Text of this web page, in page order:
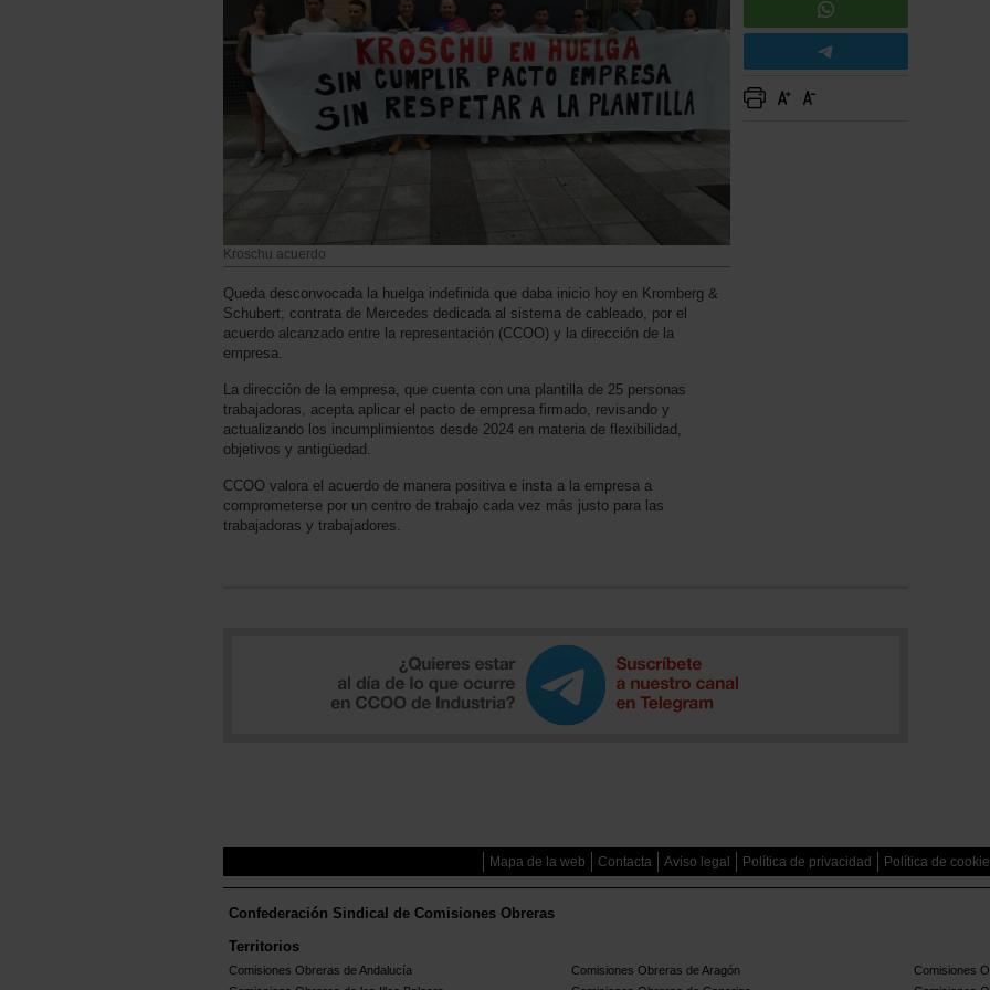
Kroschu acuerdo
Queda desconvocada la huelga indefinida que daba inicio hoy en Kromberg &
Schubert, contrata de Mercedes dedicada al sistema de cableado, por el
acuerdo alcanzado entre la representación (CCOO) y la dirección de la
empresa.
La dirección de la empresa, que cuenta con una plantilla de 25 personas
trabajadoras, acepta aplicar el pacto de empresa firmado, revisando y
actualizando los incumplimientos desde 2024 en materia de flexibilidad,
objetivos y antigüedad.
CCOO valora el acuerdo de manera positiva e insta a la empresa a
comprometerse por un centro de trabajo cada vez más justo para las
trabajadoras y trabajadores.
Mapa de la web Contacta Aviso legal Política de privacidad Política de
Confederación Sindical de Comisiones Obreras
Territorios
Comisiones Obreras de Andalucía Comisiones Obreras de Aragón
Comisiones